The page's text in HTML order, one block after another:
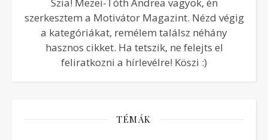
szerkesztem a Motivátor Magazint. Nézd végig
a kategóriákat, remélem találsz néhány
hasznos cikket. Ha tetszik, ne felejts el
feliratkozni a hírlevélre! Köszi :)
TÉMÁK